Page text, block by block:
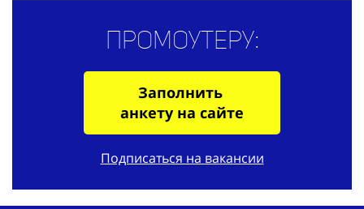
Промоутеру:
Заполнить
анкету на сайте
Подписаться на вакансии